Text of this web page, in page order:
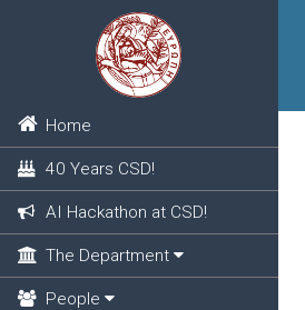
Home
40 Years CSD!
AI Hackathon at CSD!
The Department
People